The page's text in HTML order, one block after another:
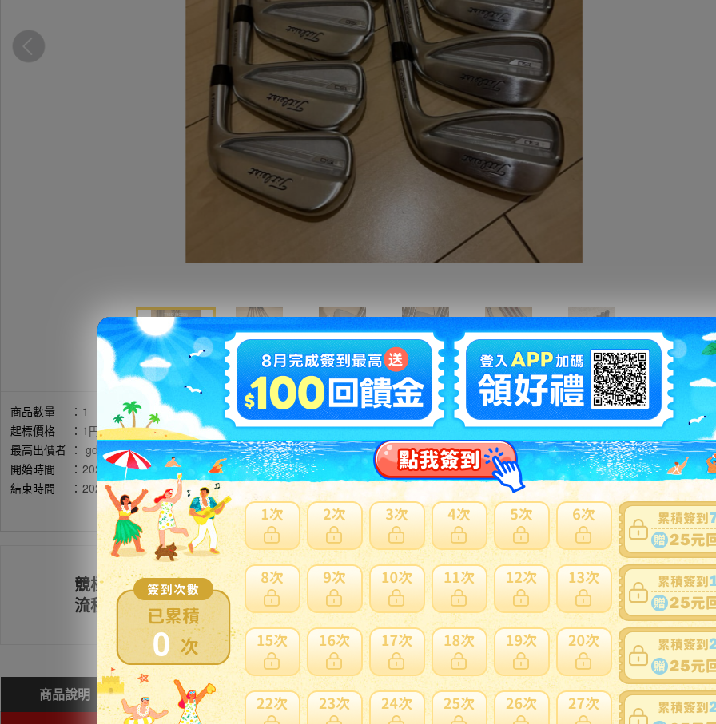
0
商品數量 ： 1
起標價格
： 1円
最高出價者 ： gde******** / 評價:6
開始時間
： 2026年05月16日 10時38分(台灣時間)
結束時間
： 2026年05月17日 21時25分(台灣時間)
拍賣編號 ： u1230092081
商品新舊
：有傷損和汙損(在描述中說明)(說明)
自動延長
：有
認証限制
：否
提前結束
：
可否退貨
：否
競標
流程
註冊會員 出價競標 得標填寫委託單
商品說明 問與答(0) 費用試算 問題商品反映流程